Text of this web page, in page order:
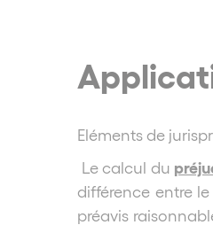
Eléments de
Le calcul du
différence entre
préavis